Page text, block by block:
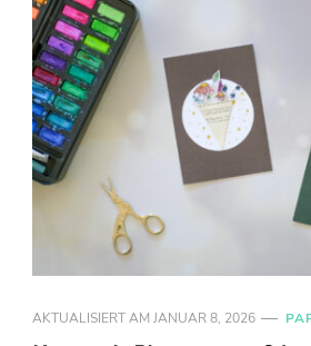
AKTUALISIERT AM JANUAR 8, 2026